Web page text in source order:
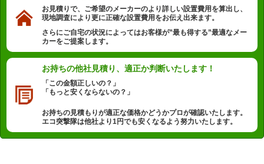
お見積りで、ご希望のメーカーのより詳しい設置費用を算出し、
現地調査により更に正確な設置費用をお伝え出来ます。
さらにご自宅の状況によってはお客様が”最も得する”最適なメー
カーをご提案します。
お持ちの他社見積り、 適正か判断いたします！
「この金額正しいの？」
「もっと安くならないの？」
お持ちの見積もりが適正な価格かどうかプロが確認いたします。
エコ突撃隊は他社より1円でも安くなるよう努力いたします。